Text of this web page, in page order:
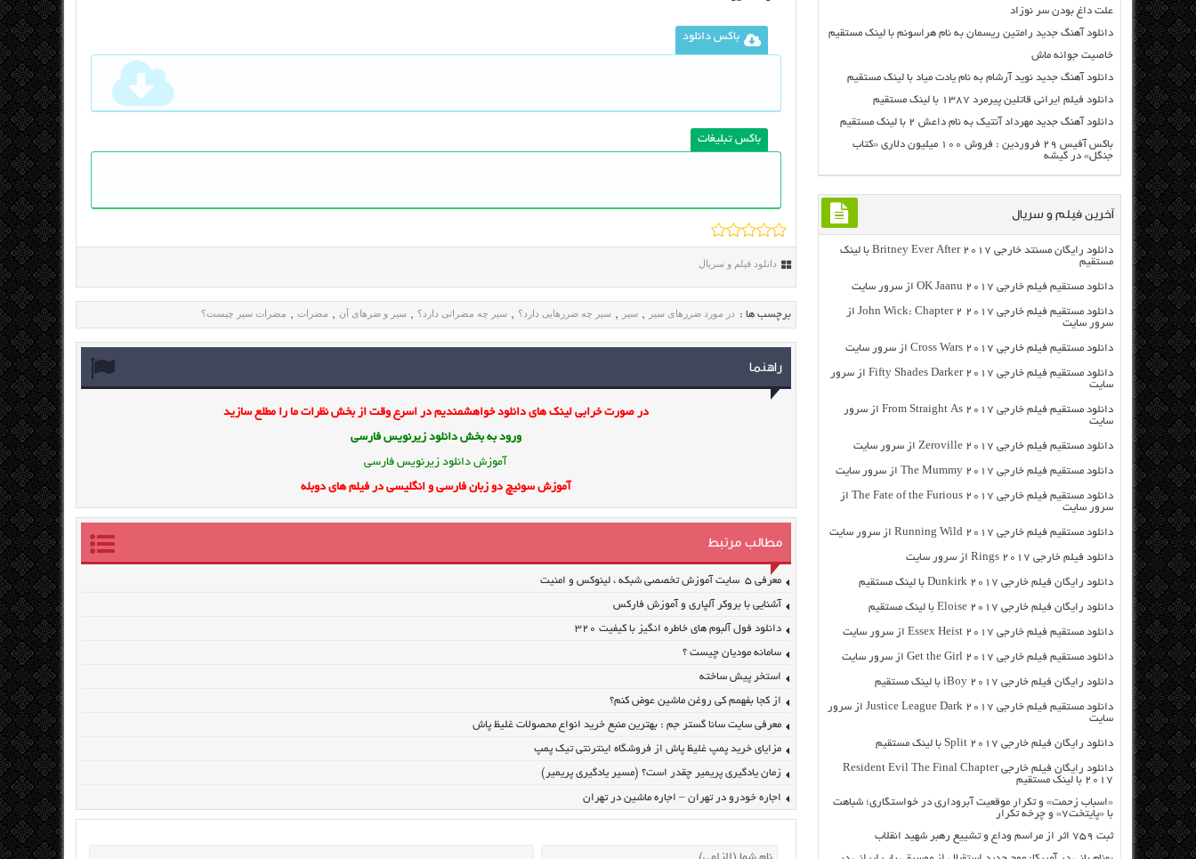
باکس دانلود
باکس تبلیغات
دانلود فیلم و سریال
برچسب ها : در مورد ضررهای سیر , سیر , سیر چه ضررهایی دارد؟ , سیر چه مضراتی دارد؟ , سیر و ضرهای آن , مضرات , مضرات سیر چیست؟
راهنما
در صورت خرابی لینک های دانلود خواهشمندیم در اسرع وقت از بخش نظرات ما را مطلع سازید
ورود به بخش دانلود زیرنویس فارسی
آموزش دانلود زیرنویس فارسی
آموزش سوئیچ دو زبان فارسی و انگلیسی در فیلم های دوبله
مطالب مرتبط
معرفی ۵ سایت آموزش تخصصی شبکه ، لینوکس و امنیت
آشنایی با بروکر آلپاری و آموزش فارکس
دانلود فول آلبوم های خاطره انگیز با کیفیت ۳۲۰
سامانه مودیان چیست ؟
استخر پیش ساخته
از کجا بفهمم کی روغن ماشین عوض کنم؟
معرفی سایت سانا گستر جم : بهترین منبع خرید انواع محصولات غلیظ پاش
مزایای خرید پمپ غلیظ پاش از فروشگاه اینترنتی تیک پمپ
زمان یادگیری پریمیر چقدر است؟ (مسیر یادگیری پریمیر)
اجاره خودرو در تهران – اجاره ماشین در تهران
علت داغ بودن سر نوزاد
دانلود آهنگ جدید رامتین ریسمان به نام هراسونم با لینک مستقیم
خاصیت جوانه ماش
دانلود آهنگ جدید نوید آرشام به نام یادت میاد با لینک مستقیم
دانلود فیلم ایرانی قاتلین پیرمرد ۱۳۸۷ با لینک مستقیم
دانلود آهنگ جدید مهرداد آنتیک به نام داعش 2 با لینک مستقیم
باکس آفیس ۲۹ فروردین : فروش ۱۰۰ میلیون دلاری «کتاب
جنگل» در گیشه
آخرین فیلم و سریال
دانلود رایگان مسنتد خارجی Britney Ever After 2017 با لینک
مستقیم
دانلود مستقیم فیلم خارجی OK Jaanu 2017 از سرور سایت
دانلود مستقیم فیلم خارجی John Wick: Chapter 2 2017 از
سرور سایت
دانلود مستقیم فیلم خارجی Cross Wars 2017 از سرور سایت
دانلود مستقیم فیلم خارجی Fifty Shades Darker 2017 از سرور
سایت
دانلود مستقیم فیلم خارجی From Straight As 2017 از سرور
سایت
دانلود مستقیم فیلم خارجی Zeroville 2017 از سرور سایت
دانلود مستقیم فیلم خارجی The Mummy 2017 از سرور سایت
دانلود مستقیم فیلم خارجی The Fate of the Furious 2017 از
سرور سایت
دانلود مستقیم فیلم خارجی Running Wild 2017 از سرور سایت
دانلود فیلم خارجی Rings 2017 از سرور سایت
دانلود رایگان فیلم خارجی Dunkirk 2017 با لینک مستقیم
دانلود رایگان فیلم خارجی Eloise 2017 با لینک مستقیم
دانلود مستقیم فیلم خارجی Essex Heist 2017 از سرور سایت
دانلود مستقیم فیلم خارجی Get the Girl 2017 از سرور سایت
دانلود رایگان فیلم خارجی iBoy 2017 با لینک مستقیم
دانلود مستقیم فیلم خارجی Justice League Dark 2017 از سرور
سایت
دانلود رایگان فیلم خارجی Split 2017 با لینک مستقیم
دانلود رایگان فیلم خارجی Resident Evil The Final Chapter
2017 با لینک مستقیم
«اسباب زحمت» و تکرار موقعیت آبروداری در خواستگاری؛ شباهت
با «پایتخت۷» و چرخه تکرار
ثبت ۷۵۹ اثر از مراسم وداع و تشییع رهبر شهید انقلاب